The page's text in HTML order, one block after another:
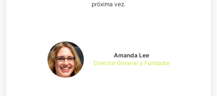
Amanda Lee
Director General y Fundador
próxima vez.